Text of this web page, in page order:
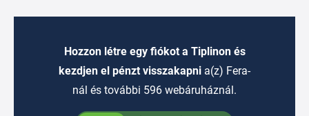
Hozzon létre egy fiókot a Tiplinon és
kezdjen el pénzt visszakapni a(z) Fera-
nál és további 596 webáruháznál.